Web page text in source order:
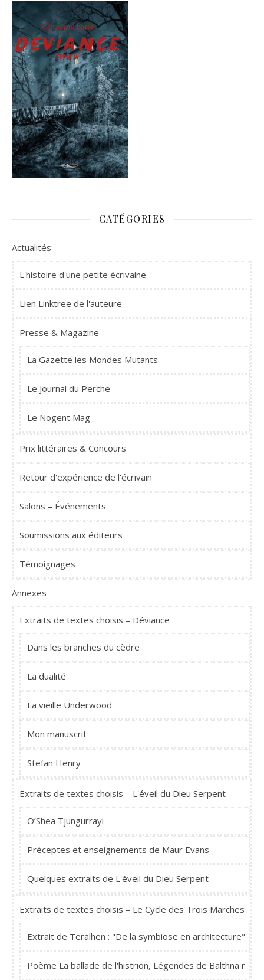
CATÉGORIES
Actualités
L'histoire d'une petite écrivaine
Lien Linktree de l'auteure
Presse & Magazine
La Gazette les Mondes Mutants
Le Journal du Perche
Le Nogent Mag
Prix littéraires & Concours
Retour d'expérience de l'écrivain
Salons – Événements
Soumissions aux éditeurs
Témoignages
Annexes
Extraits de textes choisis – Déviance
Dans les branches du cèdre
La dualité
La vieille Underwood
Mon manuscrit
Stefan Henry
Extraits de textes choisis – L'éveil du Dieu Serpent
O’Shea Tjungurrayi
Préceptes et enseignements de Maur Evans
Quelques extraits de L'éveil du Dieu Serpent
Extraits de textes choisis – Le Cycle des Trois Marches
Extrait de Teralhen : "De la symbiose en architecture"
Poème La ballade de l'histrion, Légendes de Balthnaïr